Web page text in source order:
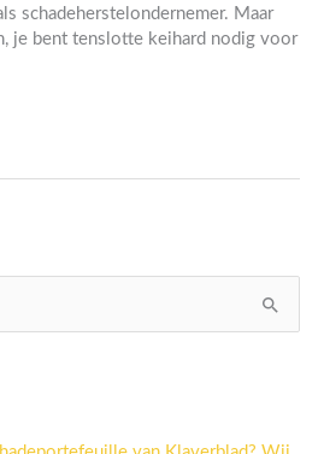
schadeherstelondernemer. Maar
je bent tenslotte keihard nodig voor